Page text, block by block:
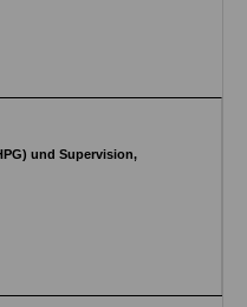
und Supervision,